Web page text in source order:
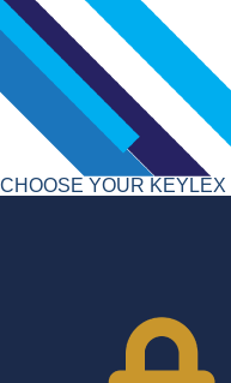
CHOOSE YOUR KEYLEX